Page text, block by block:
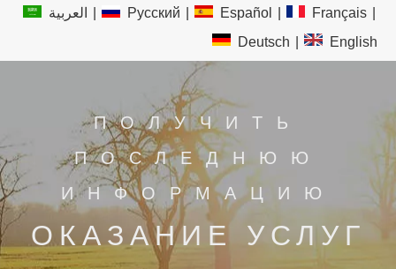
العربية Pусский Español Français
Deutsch
English
ПОЛУЧИТЬ
ПОСЛЕДНЮЮ
ИНФОРМАЦИЮ
ОКАЗАНИЕ УСЛУГ